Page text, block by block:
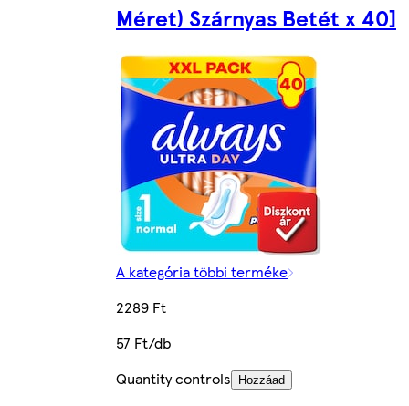
Méret) Szárnyas Betét x 40]
A kategória többi terméke
2289 Ft
57 Ft/db
Quantity controls
Hozzáad